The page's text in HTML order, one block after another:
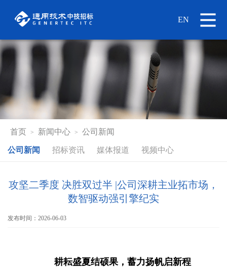
EN
首页 > 新闻中心 > 公司新闻
公司新闻 招标资讯 媒体报道 视频中心
攻坚二季度 决胜双过半 |公司深耕主业拓市场，
数智驱动强引擎纪实
发布时间：2026-06-03
耕耘盛夏结硕果，蓄力扬帆启新程